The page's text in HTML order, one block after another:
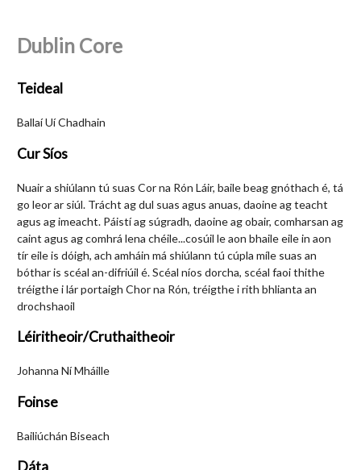
Dublin Core
Teideal
Ballaí Uí Chadhain
Cur Síos
Nuair a shiúlann tú suas Cor na Rón Láir, baile beag gnóthach é, tá
go leor ar siúl. Trácht ag dul suas agus anuas, daoine ag teacht
agus ag imeacht. Páistí ag súgradh, daoine ag obair, comharsan ag
caint agus ag comhrá lena chéile...cosúil le aon bhaile eile in aon
tír eile is dóigh, ach amháin má shiúlann tú cúpla míle suas an
bóthar is scéal an-difriúil é. Scéal níos dorcha, scéal faoi thithe
tréigthe i lár portaigh Chor na Rón, tréigthe i rith bhlianta an
drochshaoil
Léiritheoir/Cruthaitheoir
Johanna Ní Mháille
Foinse
Bailiúchán Biseach
Dáta